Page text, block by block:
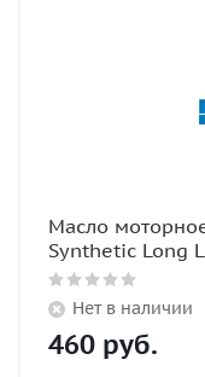
Масло
Synthetic Long
Нет в наличии
460 руб.